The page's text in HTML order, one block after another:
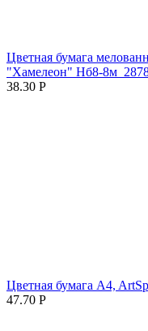
Цветная бумага
"Хамелеон" Нб8-
38.30 Р
Цветная бумага A4,
47.70 Р